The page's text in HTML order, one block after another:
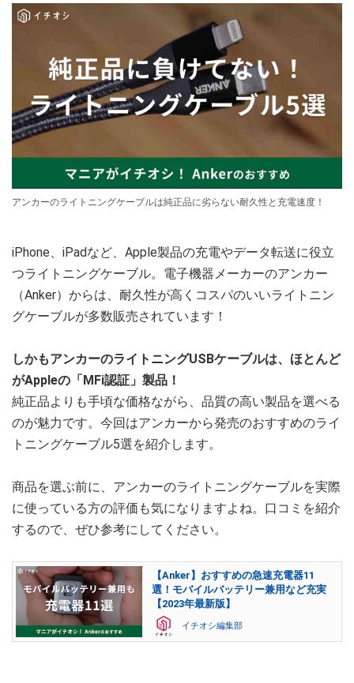
アンカーのライトニングケーブルは純正品に劣らない耐久性と充電速度！
iPhone、iPadなど、Apple製品の充電やデータ転送に役立
つライトニングケーブル。電子機器メーカーのアンカー
（Anker）からは、耐久性が高くコスパのいいライトニン
グケーブルが多数販売されています！
しかもアンカーのライトニングUSBケーブルは、ほとんど
がAppleの「MFi認証」製品！
純正品よりも手頃な価格ながら、品質の高い製品を選べる
のが魅力です。今回はアンカーから発売のおすすめのライ
トニングケーブル5選を紹介します。
商品を選ぶ前に、アンカーのライトニングケーブルを実際
に使っている方の評価も気になりますよね。口コミを紹介
するので、ぜひ参考にしてください。
【Anker】おすすめの急速充電器11
選！モバイルバッテリー兼用など充実
【2023年最新版】
イチオシ編集部